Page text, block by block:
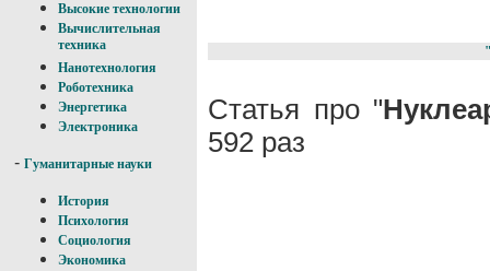
Высокие технологии
Вычислительная
техника
Нанотехнология
Роботехника
Энергетика
Электроника
- Гуманитарные науки
История
Психология
Социология
Экономика
Статья про "
592 раз